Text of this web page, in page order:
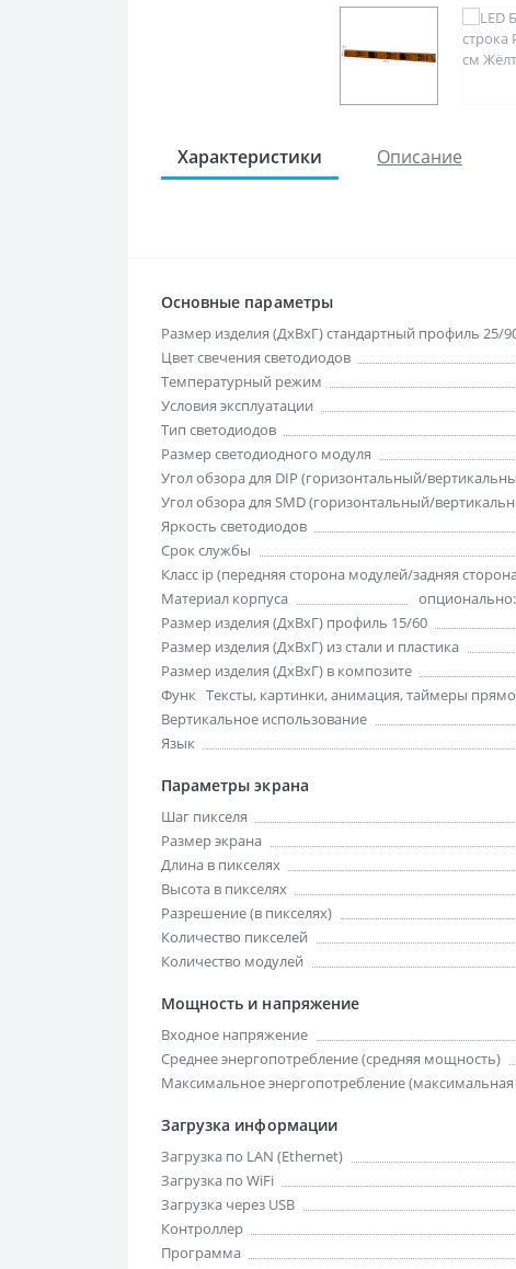
Характеристики Описание
Основные параметры
Размер изделия (ДхВхГ) стандартный профиль 25/
Цвет свечения светодиодов
Температурный режим
Условия эксплуатации
Тип светодиодов
Размер светодиодного модуля
Угол обзора для DIP (горизонтальный/
Угол обзора для SMD (горизонтальный/
Яркость светодиодов
Срок службы
Класс ip (передняя сторона модулей/задняя
Материал корпуса
Размер изделия (ДхВхГ) профиль 15/60
Размер изделия (ДхВхГ) из стали и пластика
Размер изделия (ДхВхГ) в композите
Функции отображения
Тексты, картинки, анимация, таймеры
Вертикальное использование
Язык
Параметры экрана
Шаг пикселя
Размер экрана
Длина в пикселях
Высота в пикселях
Разрешение (в пикселях)
Количество пикселей
Количество модулей
Мощность и напряжение
Входное напряжение
Среднее энергопотребление (средняя мощность)
Максимальное энергопотребление
Загрузка информации
Загрузка по LAN (Ethernet)
Загрузка по WiFi
Загрузка через USB
Контроллер
Программа